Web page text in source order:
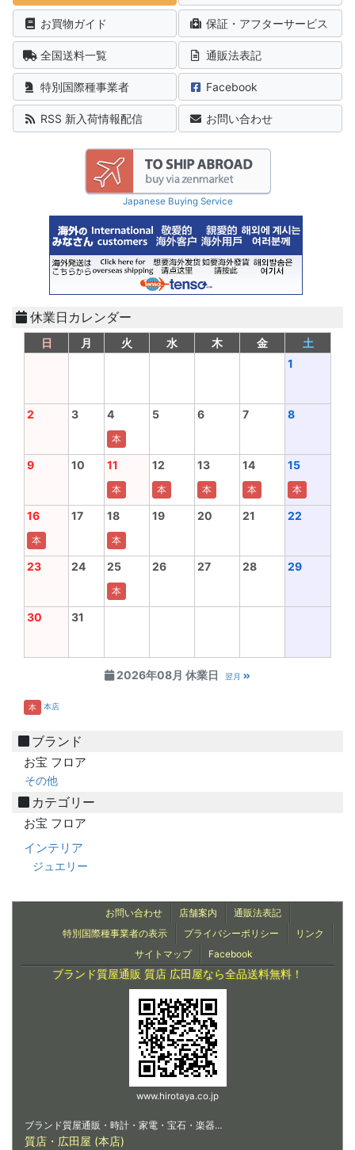
お買物ガイド 保証・アフターサービス
全国送料一覧 通販法表記
特別国際種事業者 Facebook
RSS 新入荷情報配信 お問い合わせ
Japanese Buying Service
休業日カレンダー
2026年08月 休業日 翌月
日 月 火 水 木 金
土
1
2 3 4
本
5 6 7 8
9 10 11
本
12
本
13
本
14
本
15
本
16
本
17 18
本
19 20 21 22
23 24 25
本
26 27 28 29
30 31
本 本店
ブランド
お宝 フロア
その他
カテゴリー
お宝 フロア
インテリア
ジュエリー
お問い合わせ 店舗案内
通販法表記
特別国際種事業者の表示
プライバシーポリシー
リンク
サイトマップ
Facebook
ブランド質屋通販 質店 広田屋なら全品送料無料！
www.hirotaya.co.jp
ブランド質屋通販・時計・家電・宝石・楽器…
質店・広田屋 (本店)